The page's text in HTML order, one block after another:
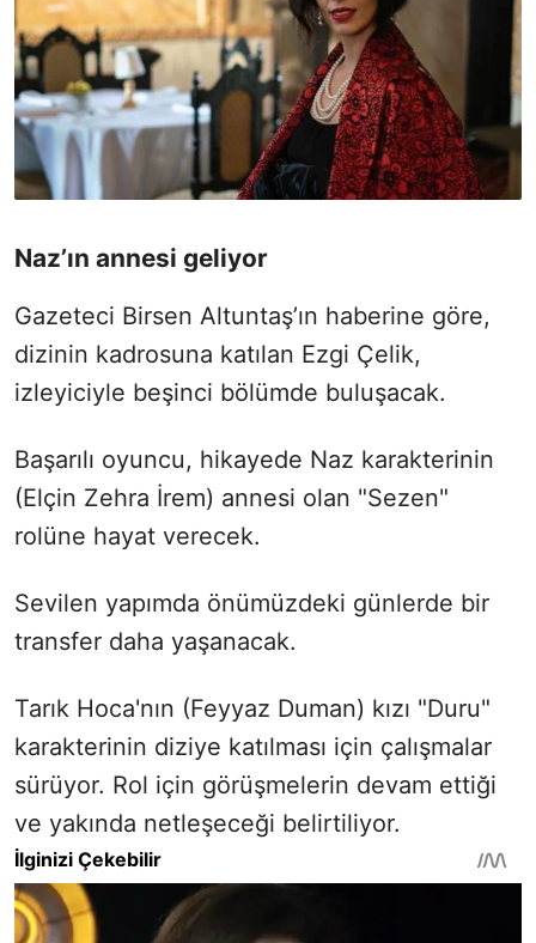
Naz’ın annesi geliyor
Gazeteci Birsen Altuntaş’ın haberine göre,
dizinin kadrosuna katılan Ezgi Çelik,
izleyiciyle beşinci bölümde buluşacak.
Başarılı oyuncu, hikayede Naz karakterinin
(Elçin Zehra İrem) annesi olan "Sezen"
rolüne hayat verecek.
Sevilen yapımda önümüzdeki günlerde bir
transfer daha yaşanacak.
Tarık Hoca'nın (Feyyaz Duman) kızı "Duru"
karakterinin diziye katılması için çalışmalar
sürüyor. Rol için görüşmelerin devam ettiği
ve yakında netleşeceği belirtiliyor.